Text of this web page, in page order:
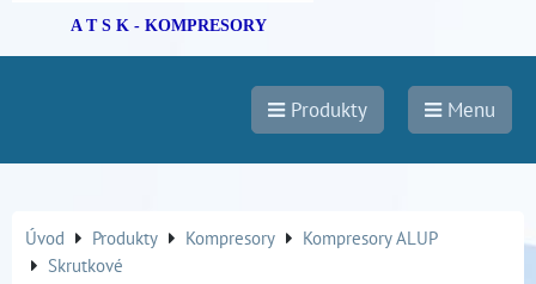
A T S K - KOMPRESORY
Produkty Menu
Úvod Produkty Kompresory
Kompresory ALUP
Skrutkové